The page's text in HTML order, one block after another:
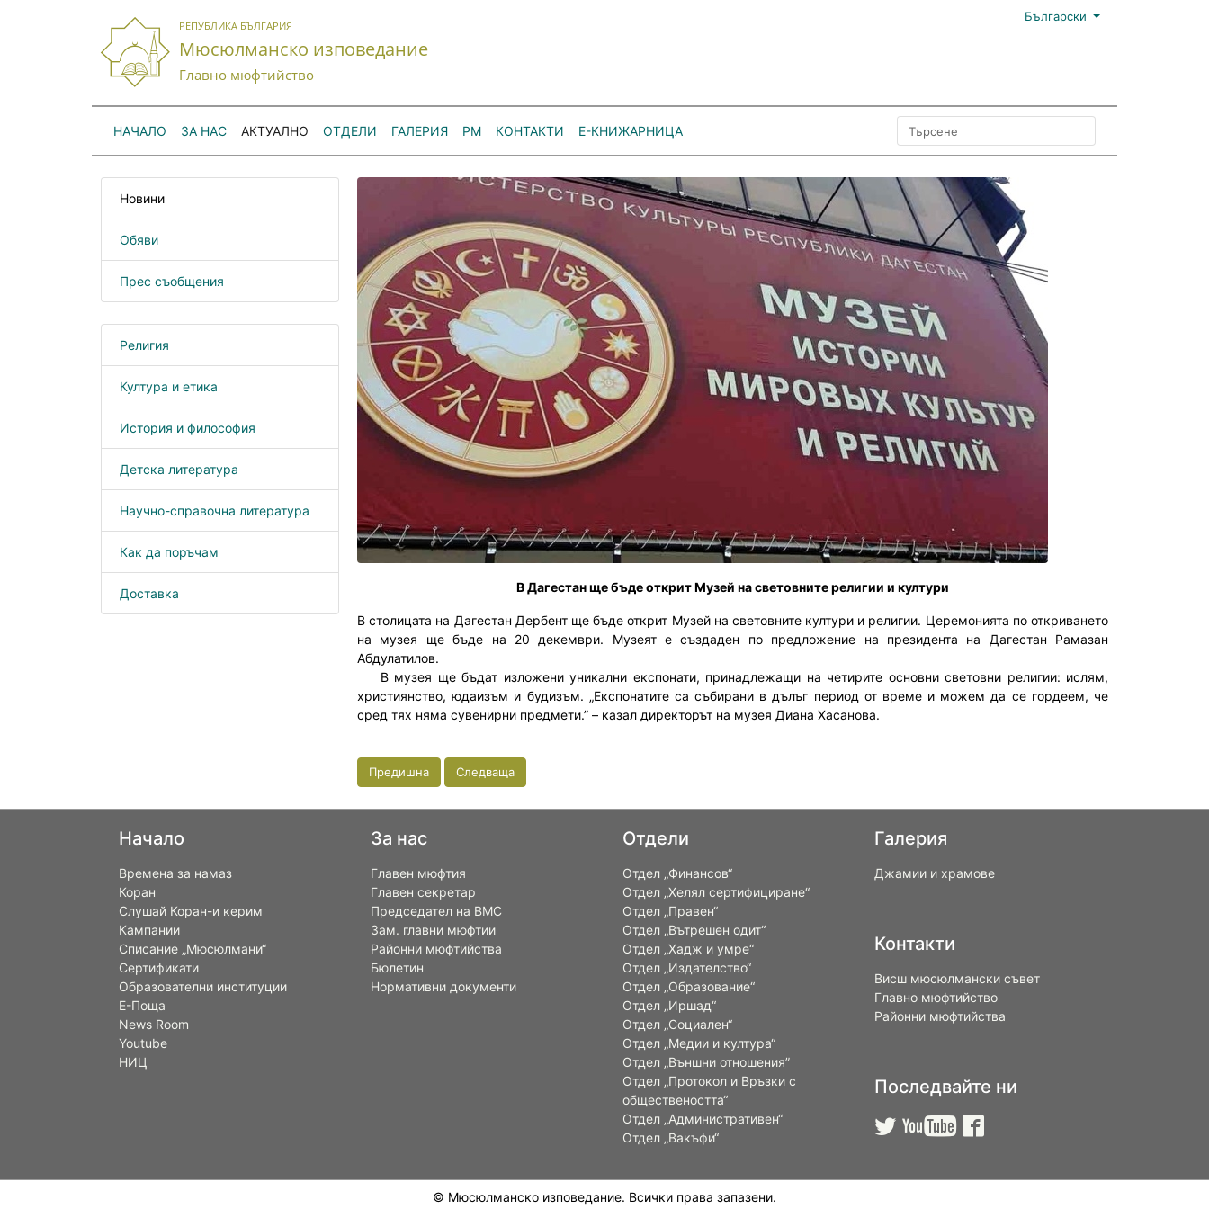
РЕПУБЛИКА БЪЛГАРИЯ
Мюсюлманско изповедание
Главно мюфтийство
Български
НАЧАЛО ЗА НАС АКТУАЛНО ОТДЕЛИ ГАЛЕРИЯ РМ КОНТАКТИ Е-КНИЖАРНИЦА
Новини
Обяви
Прес съобщения
Религия
Култура и етика
История и философия
Детска литература
Научно-справочна литература
Как да поръчам
Доставка В Дагестан ще бъде открит Музей на световните религии и култури
В столицата на Дагестан Дербент ще бъде открит Музей на световните култури и религии. Церемонията по откриването
на музея ще бъде на 20 декември. Музеят е създаден по предложение на президента на Дагестан Рамазан
Абдулатилов.
В музея ще бъдат изложени уникални експонати, принадлежащи на четирите основни световни религии: ислям,
християнство, юдаизъм и будизъм. „Експонатите са събирани в дълъг период от време и можем да се гордеем, че
сред тях няма сувенирни предмети.” – казал директорът на музея Диана Хасанова.
Предишна Следваща
Начало
Времена за намаз
Коран
Слушай Коран-и керим
Кампании
Списание „Мюсюлмани“
Сертификати
Образователни институции
Е-Поща
News Room
Youtube
НИЦ
За нас
Главен мюфтия
Главен секретар
Председател на ВМС
Зам. главни мюфтии
Районни мюфтийства
Бюлетин
Нормативни документи
Отдели
Отдел „Финансов“
Отдел „Хелял сертифициране“
Отдел „Правен“
Отдел „Вътрешен одит“
Отдел „Хадж и умре“
Отдел „Издателство“
Отдел „Образование“
Отдел „Иршад“
Отдел „Социален“
Отдел „Медии и култура“
Отдел „Външни отношения”
Oтдел „Протокол и Връзки с
обществеността“
Отдел „Административен“
Отдел „Вакъфи“
Галерия
Джамии и храмове
Контакти
Висш мюсюлмански съвет
Главно мюфтийство
Районни мюфтийства
Последвайте ни
  
© Мюсюлманско изповедание. Всички права запазени.